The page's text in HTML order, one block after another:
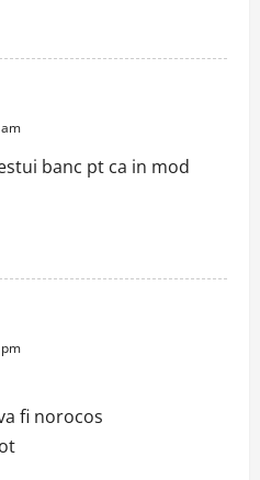
banc pt ca in mod
fi norocos